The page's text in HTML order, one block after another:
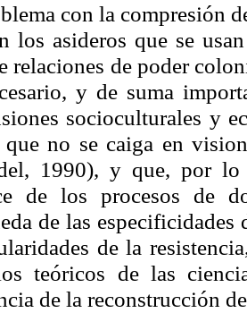
con la compresión
los asideros que se
relaciones de poder
y de suma
socioculturales y
no se caiga en
1990), y que, por
de los procesos de
de las
de la
teóricos de las
de la reconstrucción